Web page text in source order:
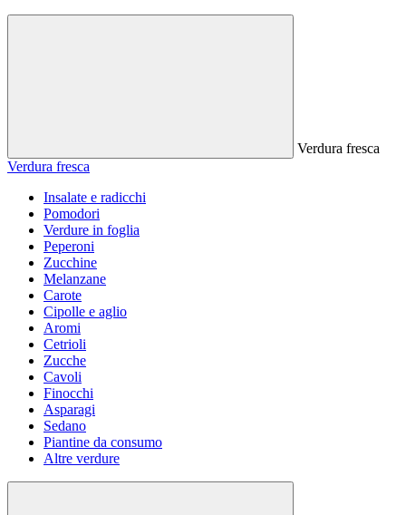
Verdura fresca
Verdura fresca
Insalate e radicchi
Pomodori
Verdure in foglia
Peperoni
Zucchine
Melanzane
Carote
Cipolle e aglio
Aromi
Cetrioli
Zucche
Cavoli
Finocchi
Asparagi
Sedano
Piantine da consumo
Altre verdure